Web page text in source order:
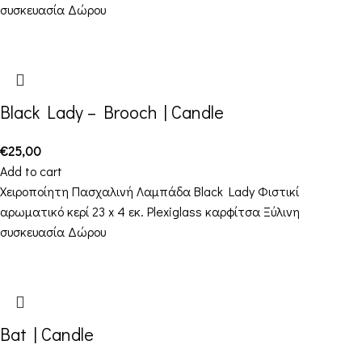
συσκευασία Δώρου
Black Lady – Brooch | Candle
€25,00
Add to cart
Χειροποίητη Πασχαλινή Λαμπάδα Black Lady Φιστικί
αρωματικό κερί 23 x 4 εκ. Plexiglass καρφίτσα Ξύλινη
συσκευασία Δώρου
Bat | Candle